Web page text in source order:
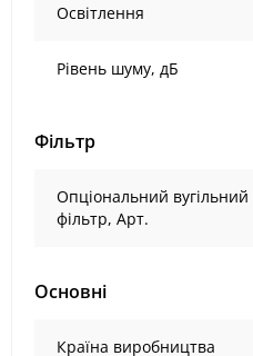
Освітлення
Рівень шуму, дБ
Фільтр
Опціональний вугільний
фільтр, Арт.
Основні
Країна виробництва